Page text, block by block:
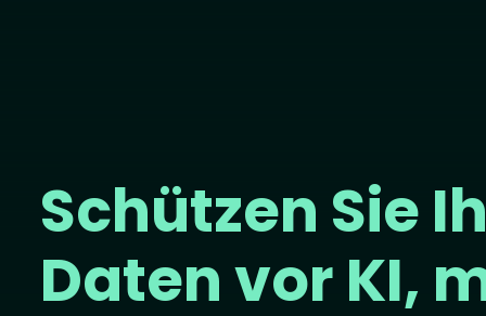
Schützen Sie
Daten vor KI,